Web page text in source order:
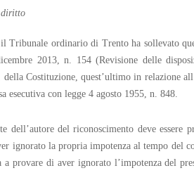
diritto
ordinario di Trento ha sollevato
2013, n. 154 (Revisione delle
Costituzione, quest’ultimo in relazione
con legge 4 agosto 1955, n. 848.
del riconoscimento deve essere
ignorato la propria impotenza al tempo del
provare di aver ignorato l’impotenza del